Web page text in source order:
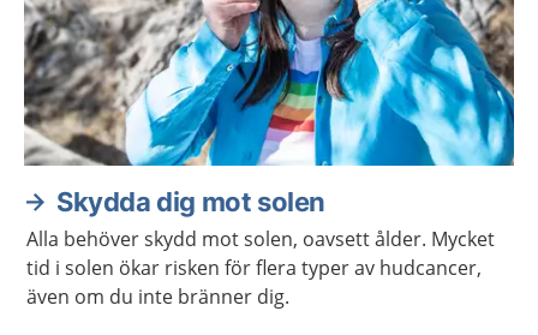
Skydda dig mot solen
Alla behöver skydd mot solen, oavsett ålder. Mycket
tid i solen ökar risken för flera typer av hudcancer,
även om du inte bränner dig.